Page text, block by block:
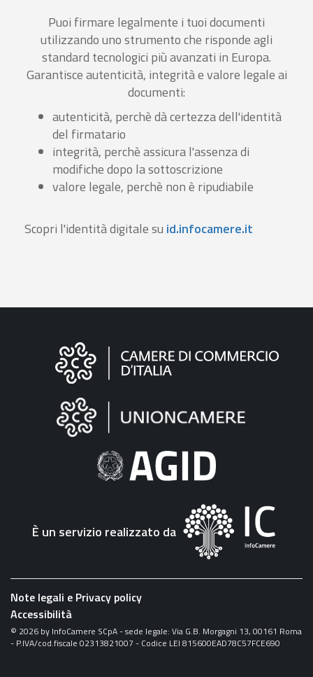
Puoi firmare legalmente i tuoi documenti
utilizzando uno strumento che risponde agli
standard tecnologici più avanzati in Europa.
Garantisce autenticità, integrità e valore legale ai
documenti:
autenticità, perchè dà certezza dell'identità
del firmatario
integrità, perchè assicura l'assenza di
modifiche dopo la sottoscrizione
valore legale, perchè non è ripudiabile
Scopri l'identità digitale su id.infocamere.it
Informazioni
"Fattura
Elettronica"
È un servizio realizzato da
Note legali e Privacy policy
Accessibilità
© 2026 by InfoCamere SCpA - sede legale: Via G.B. Morgagni 13, 00161 Roma
- P.IVA/cod.fiscale 02313821007 - Codice LEI 815600EAD78C57FCE690